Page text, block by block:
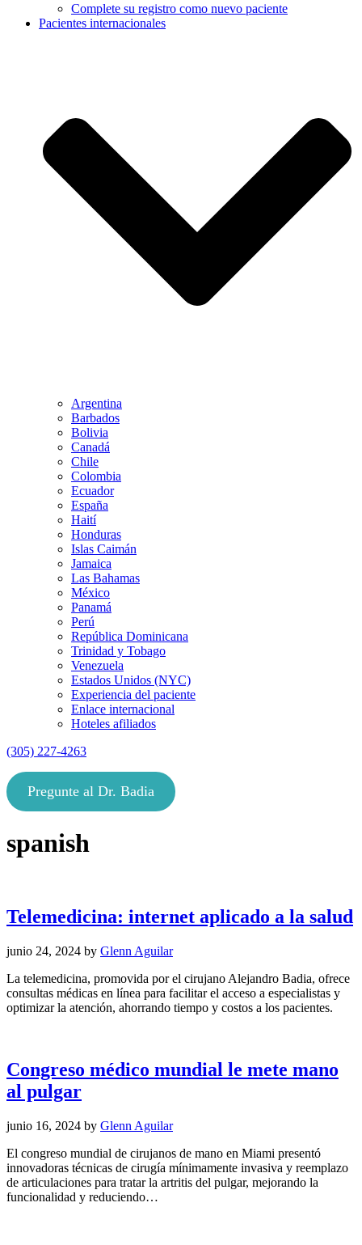
Complete su registro como nuevo paciente
Pacientes internacionales
Argentina
Barbados
Bolivia
Canadá
Chile
Colombia
Ecuador
España
Haití
Honduras
Islas Caimán
Jamaica
Las Bahamas
México
Panamá
Perú
República Dominicana
Trinidad y Tobago
Venezuela
Estados Unidos (NYC)
Experiencia del paciente
Enlace internacional
Hoteles afiliados
(305) 227-4263
Pregunte al Dr. Badia
spanish
Telemedicina: internet aplicado a la salud
junio 24, 2024 by Glenn Aguilar
La telemedicina, promovida por el cirujano Alejandro Badia, ofrece
consultas médicas en línea para facilitar el acceso a especialistas y
optimizar la atención, ahorrando tiempo y costos a los pacientes.
Congreso médico mundial le mete mano
al pulgar
junio 16, 2024 by Glenn Aguilar
El congreso mundial de cirujanos de mano en Miami presentó
innovadoras técnicas de cirugía mínimamente invasiva y reemplazo
de articulaciones para tratar la artritis del pulgar, mejorando la
funcionalidad y reduciendo…